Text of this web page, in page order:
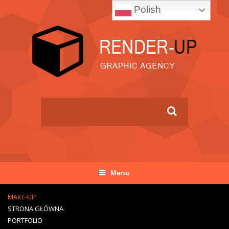
Menu
MAKE-UP
STRONA GŁÓWNA
PORTFOLIO
Polish